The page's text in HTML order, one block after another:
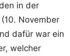
in der
November
dafür war ein
welcher